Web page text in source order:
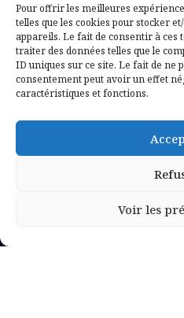
Pour offrir les meilleures
telles que les cookies pour stocker
appareils. Le fait de consentir à ces
traiter des données telles que le
ID uniques sur ce site. Le fait de ne
consentement peut avoir un effet
caractéristiques et fonctions.
Voir les
Mentions légales
Politique de